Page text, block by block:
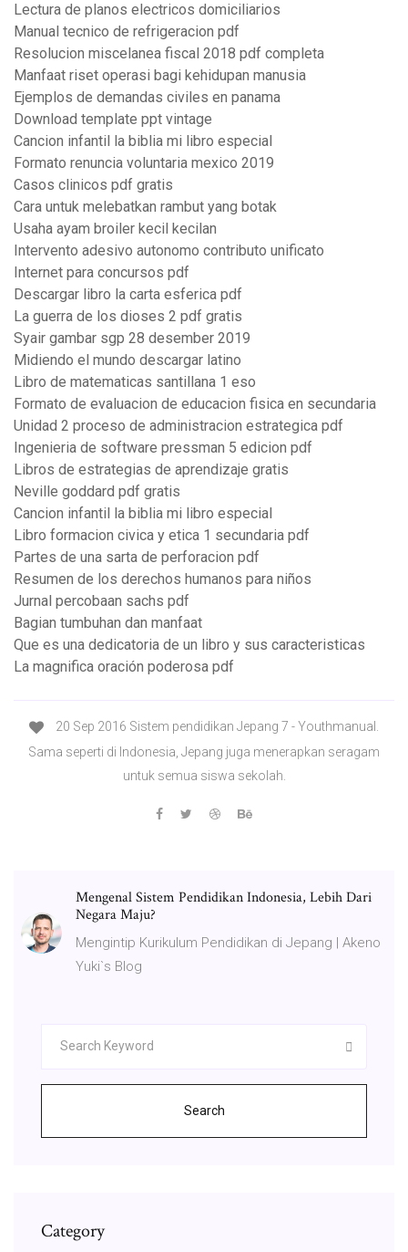
Lectura de planos electricos domiciliarios
Manual tecnico de refrigeracion pdf
Resolucion miscelanea fiscal 2018 pdf completa
Manfaat riset operasi bagi kehidupan manusia
Ejemplos de demandas civiles en panama
Download template ppt vintage
Cancion infantil la biblia mi libro especial
Formato renuncia voluntaria mexico 2019
Casos clinicos pdf gratis
Cara untuk melebatkan rambut yang botak
Usaha ayam broiler kecil kecilan
Intervento adesivo autonomo contributo unificato
Internet para concursos pdf
Descargar libro la carta esferica pdf
La guerra de los dioses 2 pdf gratis
Syair gambar sgp 28 desember 2019
Midiendo el mundo descargar latino
Libro de matematicas santillana 1 eso
Formato de evaluacion de educacion fisica en secundaria
Unidad 2 proceso de administracion estrategica pdf
Ingenieria de software pressman 5 edicion pdf
Libros de estrategias de aprendizaje gratis
Neville goddard pdf gratis
Cancion infantil la biblia mi libro especial
Libro formacion civica y etica 1 secundaria pdf
Partes de una sarta de perforacion pdf
Resumen de los derechos humanos para niños
Jurnal percobaan sachs pdf
Bagian tumbuhan dan manfaat
Que es una dedicatoria de un libro y sus caracteristicas
La magnifica oración poderosa pdf
20 Sep 2016 Sistem pendidikan Jepang 7 - Youthmanual.
Sama seperti di Indonesia, Jepang juga menerapkan seragam
untuk semua siswa sekolah.
Mengenal Sistem Pendidikan Indonesia, Lebih Dari
Negara Maju?
Mengintip Kurikulum Pendidikan di Jepang | Akeno
Yuki`s Blog
Search
Category